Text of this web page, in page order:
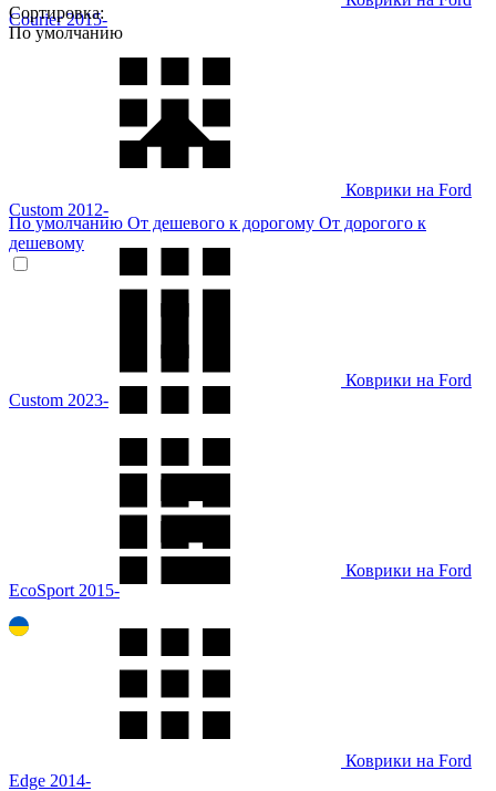
Courier 2015-
Коврики на Ford
Custom 2012-
Коврики на Ford
Custom 2023-
Коврики на Ford
EcoSport 2015-
Коврики на Ford
Edge 2014-
Сортировка:
По умолчанию
По умолчанию От дешевого к дорогому От дорогого к
дешевому